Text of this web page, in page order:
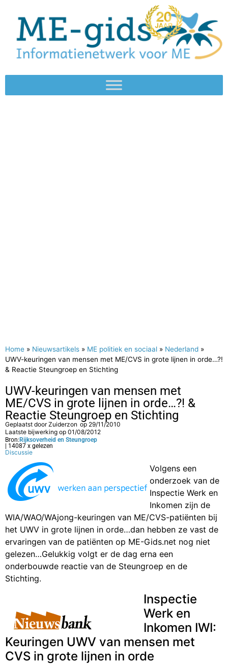
Home » Nieuwsartikels » ME politiek en sociaal » Nederland »
UWV-keuringen van mensen met ME/CVS in grote lijnen in orde…?!
& Reactie Steungroep en Stichting
UWV-keuringen van mensen met
ME/CVS in grote lijnen in orde…?! &
Reactie Steungroep en Stichting
Geplaatst doorZuiderzon op 29/11/2010
Laatste bijwerking op 01/08/2012
Bron: Rijksoverheid en Steungroep
| 14087 x gelezen
Discussie
Volgens een
onderzoek van de
Inspectie Werk en
Inkomen zijn de
WIA/WAO/WAjong-keuringen van ME/CVS-patiënten bij
het UWV in grote lijnen in orde…dan hebben ze vast de
ervaringen van de patiënten op ME-Gids.net nog niet
gelezen…Gelukkig volgt er de dag erna een
onderbouwde reactie van de Steungroep en de
Stichting.
Inspectie
Werk en
Inkomen IWI:
Keuringen UWV van mensen met
CVS in grote lijnen in orde